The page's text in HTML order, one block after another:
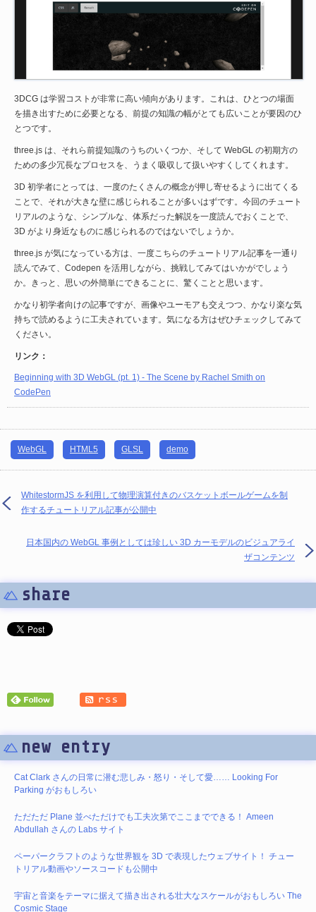
3DCG は学習コストが非常に高い傾向があります。これは、ひとつの場面
を描き出すために必要となる、前提の知識の幅がとても広いことが要因のひ
とつです。
three.js は、それら前提知識のうちのいくつか、そして WebGL の初期方の
ための多少冗長なプロセスを、うまく吸収して扱いやすくしてくれます。
3D 初学者にとっては、一度のたくさんの概念が押し寄せるように出てくる
ことで、それが大きな壁に感じられることが多いはずです。今回のチュート
リアルのような、シンプルな、体系だった解説を一度読んでおくことで、
3D がより身近なものに感じられるのではないでしょうか。
three.js が気になっている方は、一度こちらのチュートリアル記事を一通り
読んでみて、Codepen を活用しながら、挑戦してみてはいかがでしょう
か。きっと、思いの外簡単にできることに、驚くことと思います。
かなり初学者向けの記事ですが、画像やユーモアも交えつつ、かなり楽な気
持ちで読めるように工夫されています。気になる方はぜひチェックしてみて
ください。
リンク：
Beginning with 3D WebGL (pt. 1) - The Scene by Rachel Smith on
CodePen
WebGL HTML5 GLSL demo
WhitestormJS を利用して物理演算付きのバスケットボールゲームを制
作するチュートリアル記事が公開中
日本国内の WebGL 事例としては珍しい 3D カーモデルのビジュアライ
ザコンテンツ
share
new entry
Cat Clark さんの日常に潜む悲しみ・怒り・そして愛…… Looking For
Parking がおもしろい
ただただ Plane 並べただけでも工夫次第でここまでできる！ Ameen
Abdullah さんの Labs サイト
ペーパークラフトのような世界観を 3D で表現したウェブサイト！ チュー
トリアル動画やソースコードも公開中
宇宙と音楽をテーマに据えて描き出される壮大なスケールがおもしろい The
Cosmic Stage